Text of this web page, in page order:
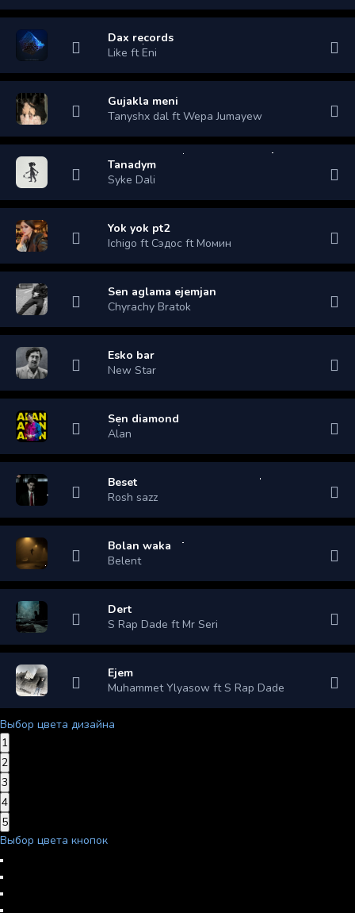
Dax records
Like ft Eni
Gujakla meni
Tanyshx dal ft Wepa Jumayew
Tanadym
Syke Dali
Yok yok pt2
Ichigo ft Сэдос ft Момин
Sen aglama ejemjan
Chyrachy Bratok
Esko bar
New Star
Sen diamond
Alan
Beset
Rosh sazz
Bolan waka
Belent
Dert
S Rap Dade ft Mr Seri
Ejem
Muhammet Ylyasow ft S Rap Dade
Выбор цвета дизайна
1
2
3
4
5
Выбор цвета кнопок